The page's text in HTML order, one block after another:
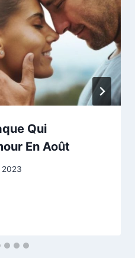
Qui
En Août
2023